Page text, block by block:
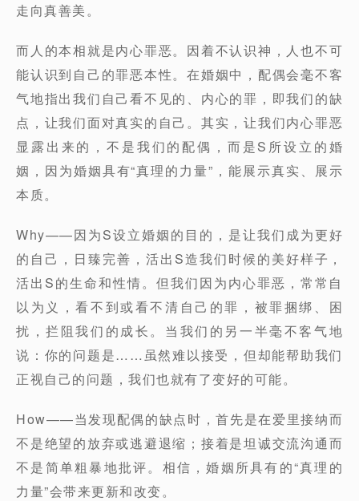
走向真善美。
而人的本相就是内心罪恶。因着不认识神，人也不可
能认识到自己的罪恶本性。在婚姻中，配偶会毫不客
气地指出我们自己看不见的、内心的罪，即我们的缺
点，让我们面对真实的自己。其实，让我们内心罪恶
显露出来的，不是我们的配偶，而是S所设立的婚
姻，因为婚姻具有“真理的力量”，能展示真实、展示
本质。
Why——因为S设立婚姻的目的，是让我们成为更好
的自己，日臻完善，活出S造我们时候的美好样子，
活出S的生命和性情。但我们因为内心罪恶，常常自
以为义，看不到或看不清自己的罪，被罪捆绑、困
扰，拦阻我们的成长。当我们的另一半毫不客气地
说：你的问题是……虽然难以接受，但却能帮助我们
正视自己的问题，我们也就有了变好的可能。
How——当发现配偶的缺点时，首先是在爱里接纳而
不是绝望的放弃或逃避退缩；接着是坦诚交流沟通而
不是简单粗暴地批评。相信，婚姻所具有的“真理的
力量”会带来更新和改变。